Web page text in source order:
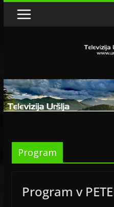
Skip
Program
Program v